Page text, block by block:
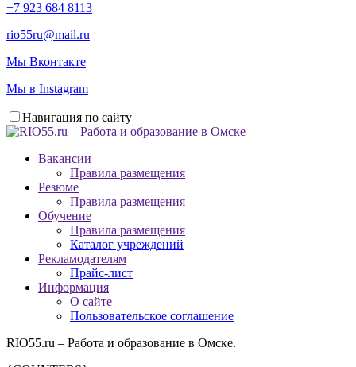
+7 923 684 8113
rio55ru@mail.ru
Мы Вконтакте
Мы в Instagram
Навигация по сайту
Вакансии
Правила размещения
Резюме
Правила размещения
Обучение
Правила размещения
Каталог учреждений
Рекламодателям
Прайс-лист
Информация
О сайте
Пользовательское соглашение
RIO55.ru – Работа и образование в Омске.